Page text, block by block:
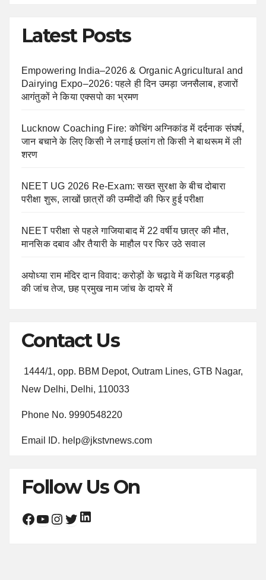
Latest Posts
Empowering India–2026 & Organic Agricultural and
Dairying Expo–2026: पहले ही दिन उमड़ा जनसैलाब, हजारों
आगंतुकों ने किया एक्सपो का भ्रमण
Lucknow Coaching Fire: कोचिंग अग्निकांड में दर्दनाक संघर्ष,
जान बचाने के लिए किसी ने लगाई छलांग तो किसी ने बाथरूम में ली
शरण
NEET UG 2026 Re-Exam: सख्त सुरक्षा के बीच दोबारा
परीक्षा शुरू, लाखों छात्रों की उम्मीदों की फिर हुई परीक्षा
NEET परीक्षा से पहले गाजियाबाद में 22 वर्षीय छात्र की मौत,
मानसिक दबाव और तैयारी के माहौल पर फिर उठे सवाल
अयोध्या राम मंदिर दान विवाद: करोड़ों के चढ़ावे में कथित गड़बड़ी
की जांच तेज, छह प्रमुख नाम जांच के दायरे में
Contact Us
1444/1, opp. BBM Depot, Outram Lines, GTB Nagar,
New Delhi, Delhi, 110033
Phone No. 9990548220
Email ID. help@jkstvnews.com
Follow Us On
Facebook YouTube Instagram Twitter LinkedIn